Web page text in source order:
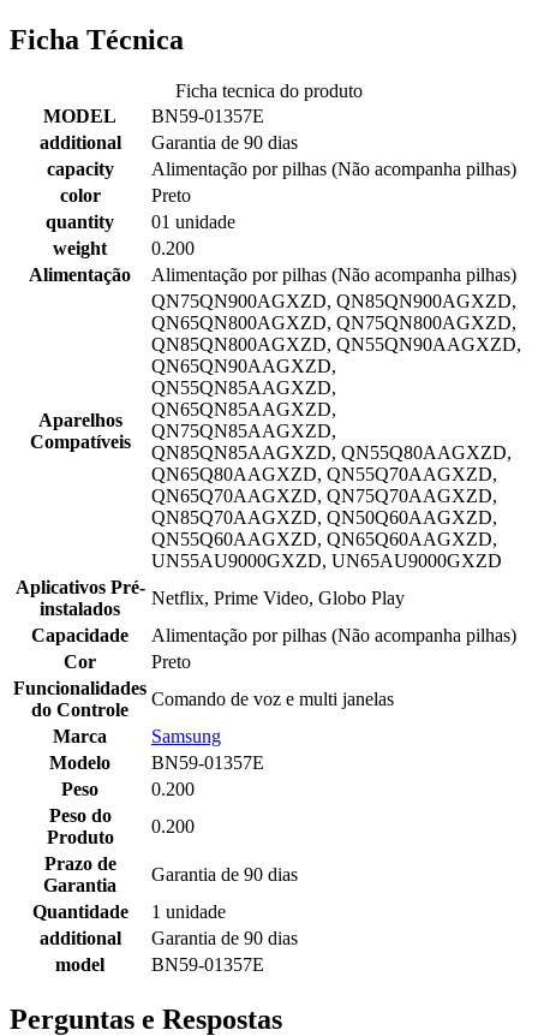
Ficha Técnica
Ficha tecnica do produto
MODEL
BN59-01357E
additional
Garantia de 90 dias
capacity
Alimentação por pilhas (Não acompanha pilhas)
color
Preto
quantity
01 unidade
weight
0.200
Alimentação
Alimentação por pilhas (Não acompanha pilhas)
Aparelhos
Compatíveis
QN75QN900AGXZD, QN85QN900AGXZD,
QN65QN800AGXZD, QN75QN800AGXZD,
QN85QN800AGXZD, QN55QN90AAGXZD,
QN65QN90AAGXZD,
QN55QN85AAGXZD,
QN65QN85AAGXZD,
QN75QN85AAGXZD,
QN85QN85AAGXZD, QN55Q80AAGXZD,
QN65Q80AAGXZD, QN55Q70AAGXZD,
QN65Q70AAGXZD, QN75Q70AAGXZD,
QN85Q70AAGXZD, QN50Q60AAGXZD,
QN55Q60AAGXZD, QN65Q60AAGXZD,
UN55AU9000GXZD, UN65AU9000GXZD
Aplicativos Pré-
instalados
Netflix, Prime Video, Globo Play
Capacidade
Alimentação por pilhas (Não acompanha pilhas)
Cor
Preto
Funcionalidades
do Controle
Comando de voz e multi janelas
Marca
Samsung
Modelo
BN59-01357E
Peso
0.200
Peso do
Produto
0.200
Prazo de
Garantia
Garantia de 90 dias
Quantidade
1 unidade
additional
Garantia de 90 dias
model
BN59-01357E
Perguntas e Respostas